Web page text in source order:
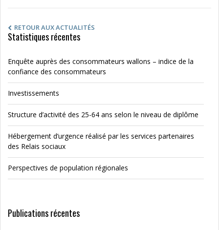
RETOUR AUX ACTUALITÉS
Statistiques récentes
Enquête auprès des consommateurs wallons – indice de la
confiance des consommateurs
Investissements
Structure d’activité des 25-64 ans selon le niveau de diplôme
Hébergement d’urgence réalisé par les services partenaires
des Relais sociaux
Perspectives de population régionales
Publications récentes